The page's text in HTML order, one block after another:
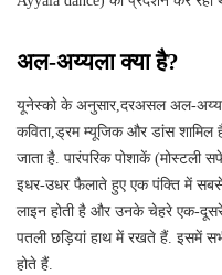
अल-अय्यला क्या है?
यूनेस्को के अनुसार,दरअसल अल-
कविता,ड्रम म्यूजिक और डांस
जाता है. पारंपरिक पोशाकें (मोस्टली
इधर-उधर फैलाते हुए एक पंक्ति में
लाइन होती है और उनके चेहरे एक-दूसरे
पतली छड़ियां हाथ में रखते हैं. इसमें
होते हैं.